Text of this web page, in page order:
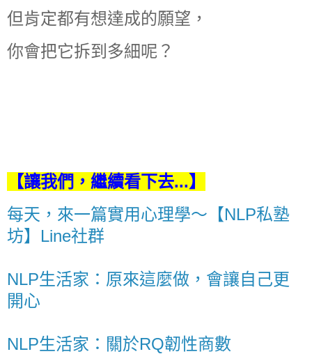
但肯定都有想達成的願望，
你會把它拆到多細呢？
【讓我們，繼續看下去...】
每天，來一篇實用心理學～【NLP私塾
坊】Line社群
NLP生活家：原來這麼做，會讓自己更
開心
NLP生活家：關於RQ韌性商數